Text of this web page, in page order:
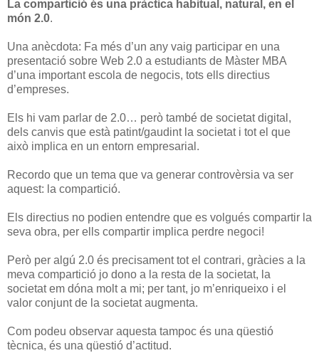
La compartició és una pràctica habitual, natural, en el
món 2.0.
Una anècdota: Fa més d’un any vaig participar en una
presentació sobre Web 2.0 a estudiants de Màster MBA
d’una important escola de negocis, tots ells directius
d’empreses.
Els hi vam parlar de 2.0… però també de societat digital,
dels canvis que està patint/gaudint la societat i tot el que
això implica en un entorn empresarial.
Recordo que un tema que va generar controvèrsia va ser
aquest: la compartició.
Els directius no podien entendre que es volgués compartir la
seva obra, per ells compartir implica perdre negoci!
Però per algú 2.0 és precisament tot el contrari, gràcies a la
meva compartició jo dono a la resta de la societat, la
societat em dóna molt a mi; per tant, jo m’enriqueixo i el
valor conjunt de la societat augmenta.
Com podeu observar aquesta tampoc és una qüestió
tècnica, és una qüestió d’actitud.